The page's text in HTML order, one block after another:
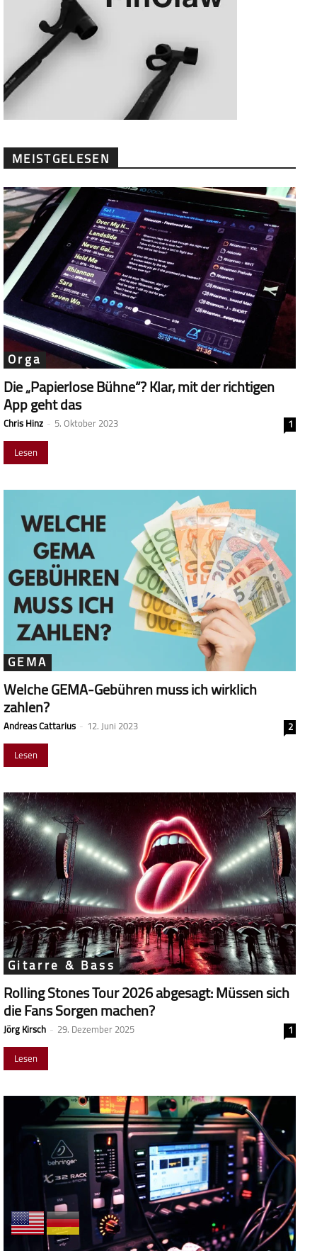
MEISTGELESEN
Orga
Die „Papierlose Bühne“? Klar, mit der richtigen
App geht das
Chris Hinz - 5. Oktober 2023
1
Lesen
GEMA
Welche GEMA-Gebühren muss ich wirklich
zahlen?
Andreas Cattarius - 12. Juni 2023
2
Lesen
Gitarre & Bass
Rolling Stones Tour 2026 abgesagt: Müssen sich
die Fans Sorgen machen?
Jörg Kirsch - 29. Dezember 2025
1
Lesen